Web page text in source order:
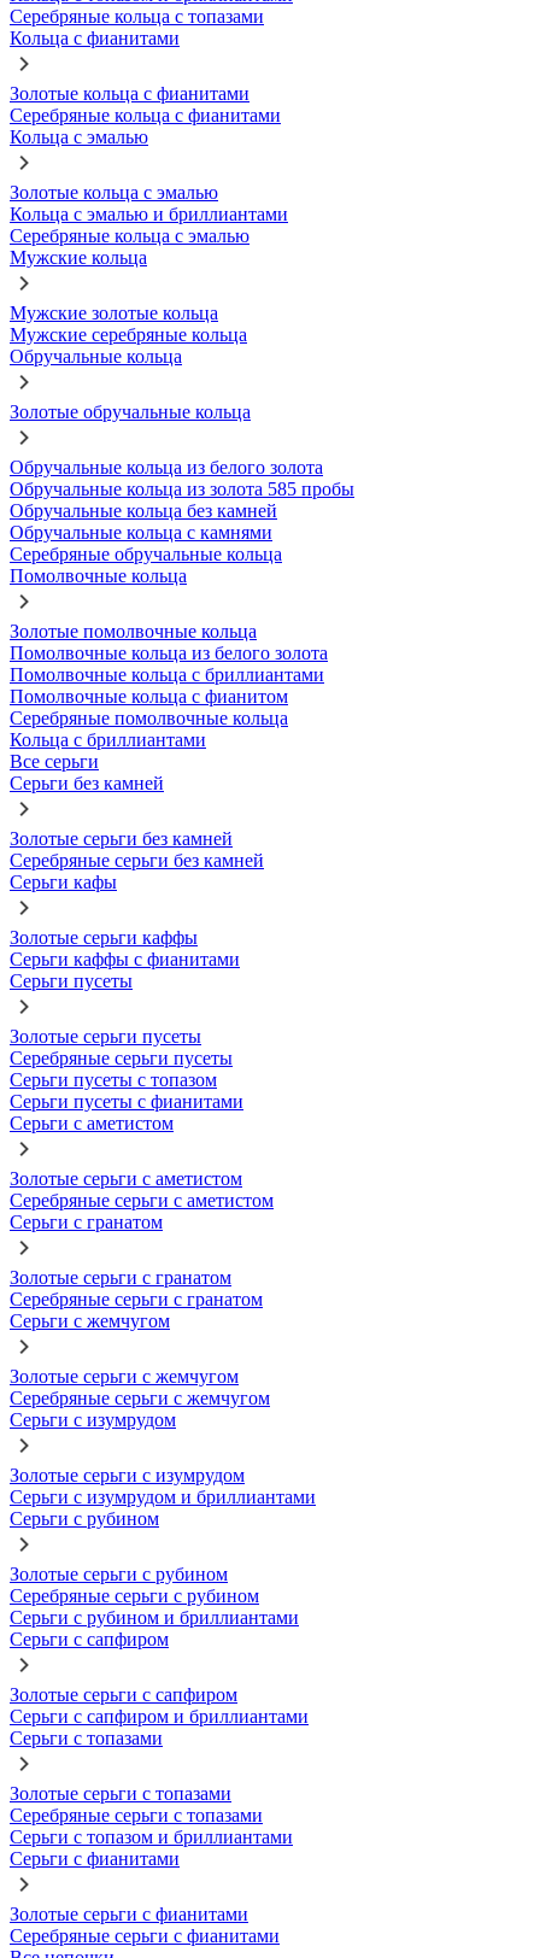
Серебряные кольца с топазами
Кольца с фианитами
Золотые кольца с фианитами
Серебряные кольца с фианитами
Кольца с эмалью
Золотые кольца с эмалью
Кольца с эмалью и бриллиантами
Серебряные кольца с эмалью
Мужские кольца
Мужские золотые кольца
Мужские серебряные кольца
Обручальные кольца
Золотые обручальные кольца
Обручальные кольца из белого золота
Обручальные кольца из золота 585 пробы
Обручальные кольца без камней
Обручальные кольца с камнями
Серебряные обручальные кольца
Помолвочные кольца
Золотые помолвочные кольца
Помолвочные кольца из белого золота
Помолвочные кольца с бриллиантами
Помолвочные кольца с фианитом
Серебряные помолвочные кольца
Кольца с бриллиантами
Все серьги
Серьги без камней
Золотые серьги без камней
Серебряные серьги без камней
Серьги кафы
Золотые серьги каффы
Серьги каффы с фианитами
Серьги пусеты
Золотые серьги пусеты
Серебряные серьги пусеты
Серьги пусеты с топазом
Серьги пусеты с фианитами
Серьги с аметистом
Золотые серьги с аметистом
Серебряные серьги с аметистом
Серьги с гранатом
Золотые серьги с гранатом
Серебряные серьги с гранатом
Серьги с жемчугом
Золотые серьги с жемчугом
Серебряные серьги с жемчугом
Серьги с изумрудом
Золотые серьги с изумрудом
Серьги с изумрудом и бриллиантами
Серьги с рубином
Золотые серьги с рубином
Серебряные серьги с рубином
Серьги с рубином и бриллиантами
Серьги с сапфиром
Золотые серьги с сапфиром
Серьги с сапфиром и бриллиантами
Серьги с топазами
Золотые серьги с топазами
Серебряные серьги с топазами
Серьги с топазом и бриллиантами
Серьги с фианитами
Золотые серьги с фианитами
Серебряные серьги с фианитами